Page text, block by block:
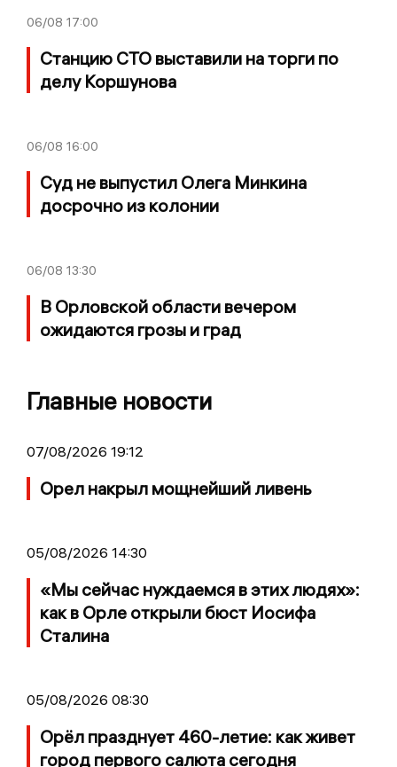
06/08 17:00
Станцию СТО выставили на торги по
делу Коршунова
06/08 16:00
Суд не выпустил Олега Минкина
досрочно из колонии
06/08 13:30
В Орловской области вечером
ожидаются грозы и град
Главные новости
07/08/2026 19:12
Орел накрыл мощнейший ливень
05/08/2026 14:30
«Мы сейчас нуждаемся в этих людях»:
как в Орле открыли бюст Иосифа
Сталина
05/08/2026 08:30
Орёл празднует 460-летие: как живет
город первого салюта сегодня